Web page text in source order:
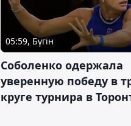
05:59, Бүгін
Соболенко одержала
уверенную победу в
круге турнира в